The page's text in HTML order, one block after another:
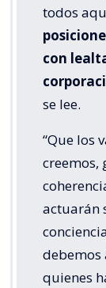
todos
con
se lee.
“Que los
creemos,
actuarán
debemos
quienes